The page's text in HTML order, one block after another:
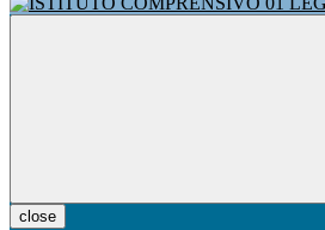
close